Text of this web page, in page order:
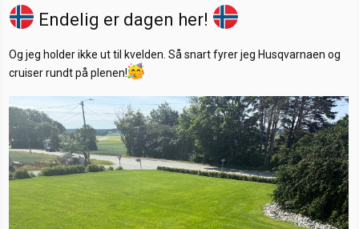
Endelig er dagen her!
Og jeg holder ikke ut til kvelden. Så snart fyrer jeg Husqvarnaen og
cruiser rundt på plenen!